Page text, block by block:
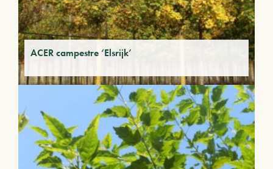
ACER campestre ‘Elsrijk’